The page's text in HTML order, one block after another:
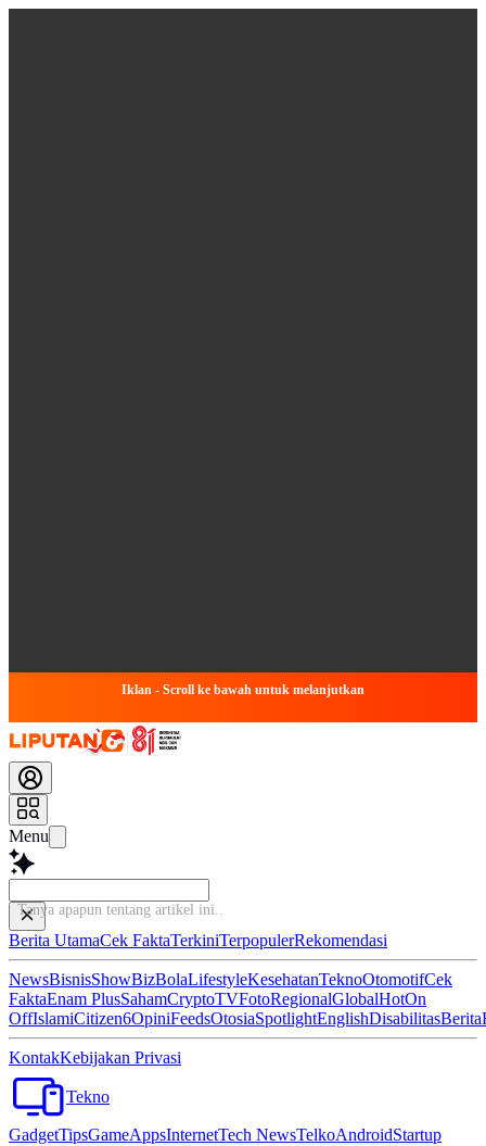
Iklan - Scroll ke bawah untuk melanjutkan
Menu
Tanya apapun tentang
Berita UtamaCek FaktaTerkiniTerpopulerRekomendasi
NewsBisnisShowBizBolaLifestyleKesehatanTeknoOtomotifCek
FaktaEnam PlusSahamCryptoTVFotoRegionalGlobalHotOn
OffIslamiCitizen6OpiniFeedsOtosiaSpotlightEnglishDisabilitasBerita
KontakKebijakan Privasi
Tekno
GadgetTipsGameAppsInternetTech NewsTelkoAndroidStartup